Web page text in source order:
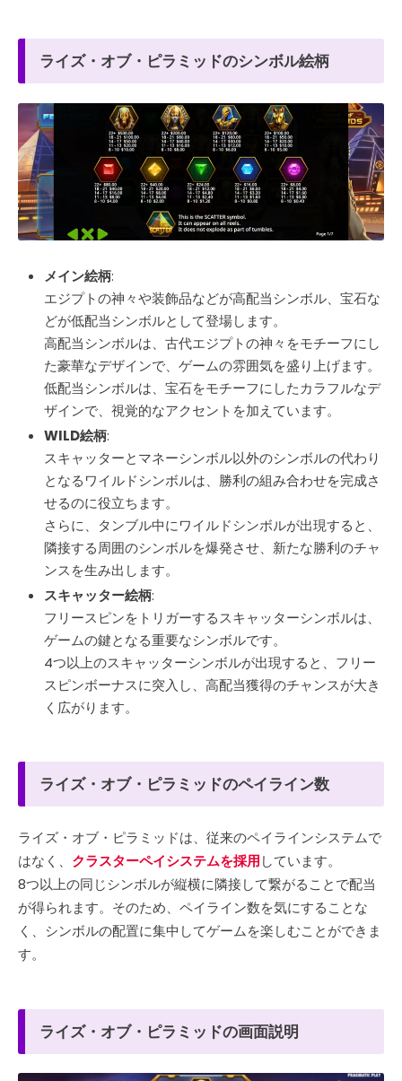
ライズ・オブ・ピラミッドのシンボル絵柄
メイン絵柄:
エジプトの神々や装飾品などが高配当シンボル、宝石な
どが低配当シンボルとして登場します。
高配当シンボルは、古代エジプトの神々をモチーフにし
た豪華なデザインで、ゲームの雰囲気を盛り上げます。
低配当シンボルは、宝石をモチーフにしたカラフルなデ
ザインで、視覚的なアクセントを加えています。
WILD絵柄:
スキャッターとマネーシンボル以外のシンボルの代わり
となるワイルドシンボルは、勝利の組み合わせを完成さ
せるのに役立ちます。
さらに、タンブル中にワイルドシンボルが出現すると、
隣接する周囲のシンボルを爆発させ、新たな勝利のチャ
ンスを生み出します。
スキャッター絵柄:
フリースピンをトリガーするスキャッターシンボルは、
ゲームの鍵となる重要なシンボルです。
4つ以上のスキャッターシンボルが出現すると、フリー
スピンボーナスに突入し、高配当獲得のチャンスが大き
く広がります。
ライズ・オブ・ピラミッドのペイライン数
ライズ・オブ・ピラミッドは、従来のペイラインシステムで
はなく、 クラスターペイシステムを採用しています。
8つ以上の同じシンボルが縦横に隣接して繋がることで配当
が得られます。そのため、ペイライン数を気にすることな
く、シンボルの配置に集中してゲームを楽しむことができま
す。
ライズ・オブ・ピラミッドの画面説明